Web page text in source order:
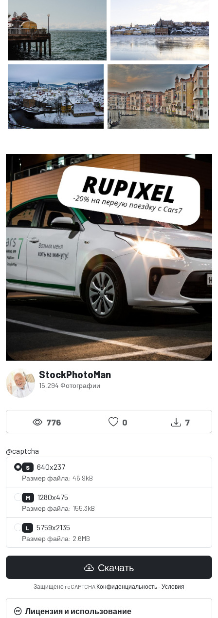
StockPhotoMan
15,294 Фотографии
776 0 7
@captcha
S 640x237
Размер файла: 46.9kB
M 1280x475
Размер файла: 155.3kB
L 5759x2135
Размер файла: 2.6MB
Скачать
Защищено reCAPTCHA Конфиденциальность-Условия
Лицензия и использование